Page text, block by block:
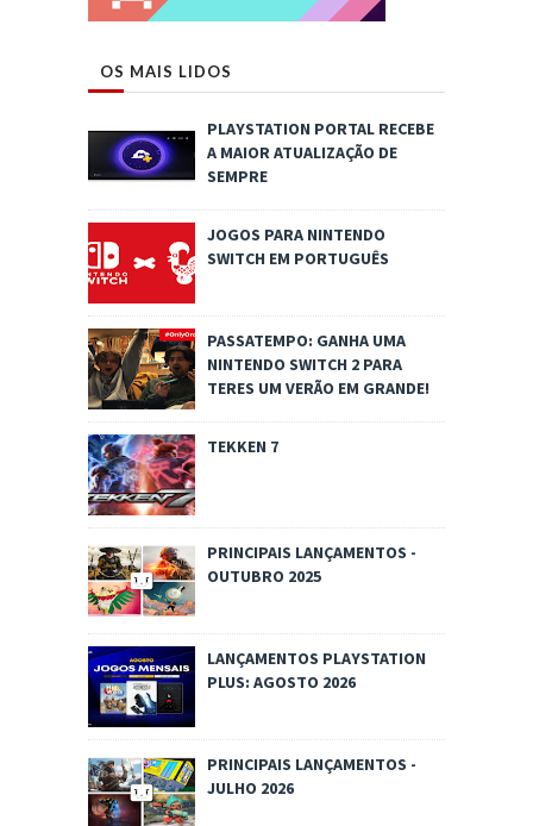
OS MAIS LIDOS
PLAYSTATION PORTAL RECEBE
A MAIOR ATUALIZAÇÃO DE
SEMPRE
JOGOS PARA NINTENDO
SWITCH EM PORTUGUÊS
PASSATEMPO: GANHA UMA
NINTENDO SWITCH 2 PARA
TERES UM VERÃO EM GRANDE!
TEKKEN 7
PRINCIPAIS LANÇAMENTOS -
OUTUBRO 2025
LANÇAMENTOS PLAYSTATION
PLUS: AGOSTO 2026
PRINCIPAIS LANÇAMENTOS -
JULHO 2026